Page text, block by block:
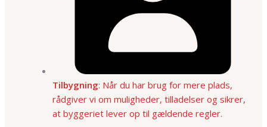
Tilbygning: Når du har brug for mere plads,
rådgiver vi om muligheder, tilladelser og sikrer,
at byggeriet lever op til gældende regler.